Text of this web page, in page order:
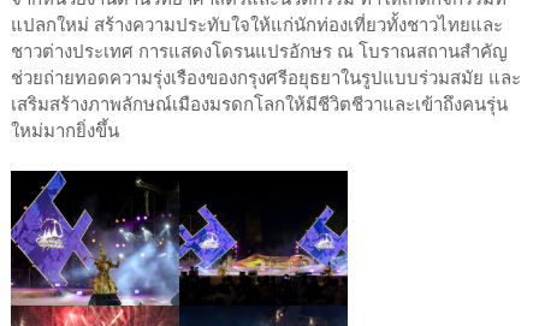
แปลกใหม่ สร้างความประทับใจให้แก่นักท่องเที่ยวทั้งชาวไทยและ
ชาวต่างประเทศ การแสดงโดรนแปรอักษร ณ โบราณสถานสำคัญ
ช่วยถ่ายทอดความรุ่งเรืองของกรุงศรีอยุธยาในรูปแบบร่วมสมัย และ
เสริมสร้างภาพลักษณ์เมืองมรดกโลกให้มีชีวิตชีวาและเข้าถึงคนรุ่น
ใหม่มากยิ่งขึ้น